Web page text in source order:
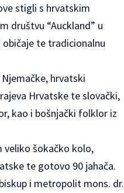
stigli s hrvatskim
društvu “Auckland” u
te tradicionalnu
hrvatski
Hrvatske te slovački,
kao i bošnjački folklor iz
veliko šokačko kolo,
te gotovo 90 jahača.
i metropolit mons. dr.